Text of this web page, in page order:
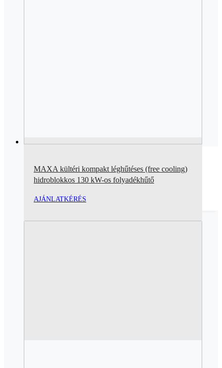
MAXA kültéri kompakt léghűtéses (free cooling)
hidroblokkos 130 kW-os folyadékhűtő
AJÁNLATKÉRÉS